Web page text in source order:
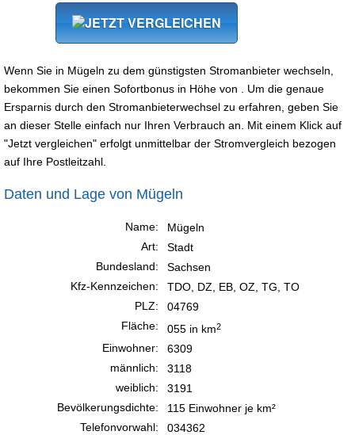
Wenn Sie in Mügeln zu dem günstigsten Stromanbieter wechseln,
bekommen Sie einen Sofortbonus in Höhe von . Um die genaue
Ersparnis durch den Stromanbieterwechsel zu erfahren, geben Sie
an dieser Stelle einfach nur Ihren Verbrauch an. Mit einem Klick auf
"Jetzt vergleichen" erfolgt unmittelbar der Stromvergleich bezogen
auf Ihre Postleitzahl.
Daten und Lage von Mügeln
Name:
Mügeln
Art:
Stadt
Bundesland:
Sachsen
Kfz-Kennzeichen:
TDO, DZ, EB, OZ, TG, TO
PLZ:
04769
Fläche:
055 in km2
Einwohner:
6309
männlich:
3118
weiblich:
3191
Bevölkerungsdichte:
115 Einwohner je km²
Telefonvorwahl:
034362